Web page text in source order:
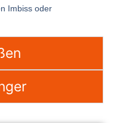
Imbiss oder